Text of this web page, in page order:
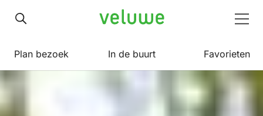
Veluwe
Plan bezoek In de buurt Favorieten